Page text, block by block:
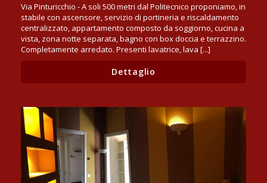
Via Pinturicchio - A soli 500 metri dal Politecnico proponiamo, in
stabile con ascensore, servizio di portineria e riscaldamento
centralizzato, appartamento composto da soggiorno, cucina a
vista, zona notte separata, bagno con box doccia e terrazzino.
Completamente arredato. Presenti lavatrice, lava [...]
Dettaglio